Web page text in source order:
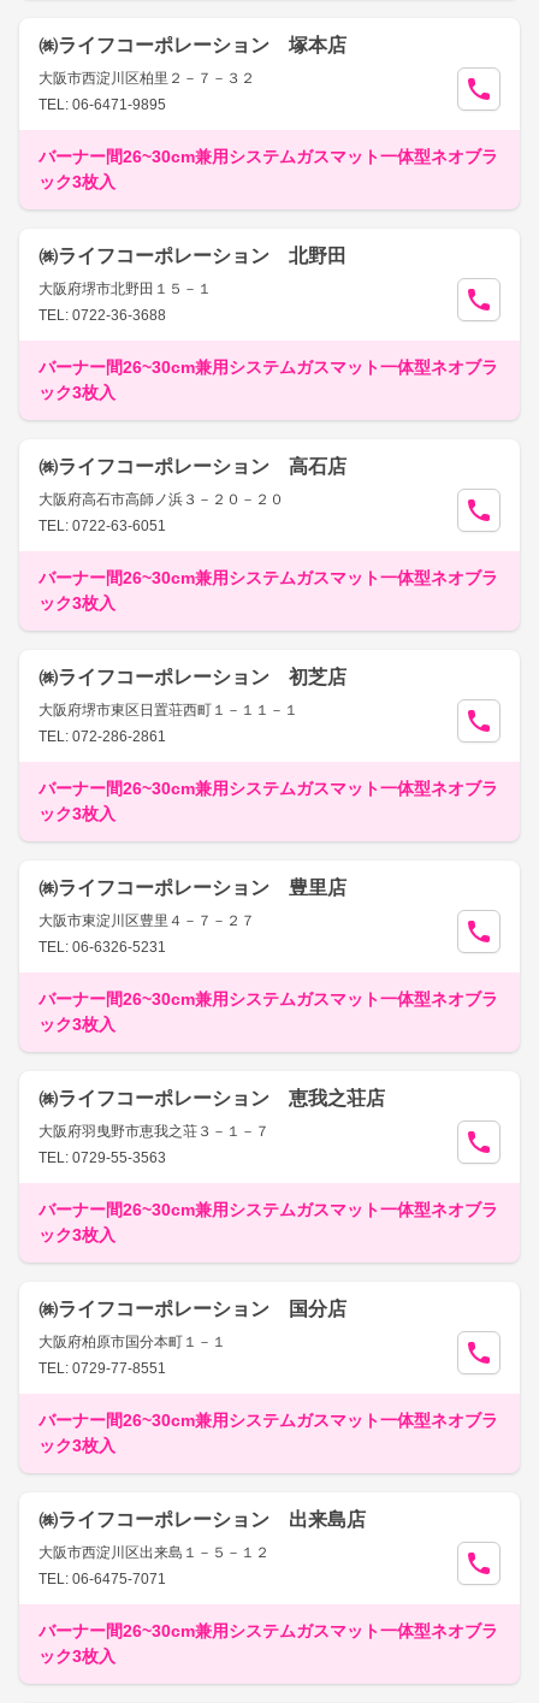
㈱ライフコーポレーション 塚本店
大阪市西淀川区柏里２－７－３２
TEL: 06-6471-9895
バーナー間26~30cm兼用システムガスマット一体型ネオブラ
ック3枚入
㈱ライフコーポレーション 北野田
大阪府堺市北野田１５－１
TEL: 0722-36-3688
バーナー間26~30cm兼用システムガスマット一体型ネオブラ
ック3枚入
㈱ライフコーポレーション 高石店
大阪府高石市高師ノ浜３－２０－２０
TEL: 0722-63-6051
バーナー間26~30cm兼用システムガスマット一体型ネオブラ
ック3枚入
㈱ライフコーポレーション 初芝店
大阪府堺市東区日置荘西町１－１１－１
TEL: 072-286-2861
バーナー間26~30cm兼用システムガスマット一体型ネオブラ
ック3枚入
㈱ライフコーポレーション 豊里店
大阪市東淀川区豊里４－７－２７
TEL: 06-6326-5231
バーナー間26~30cm兼用システムガスマット一体型ネオブラ
ック3枚入
㈱ライフコーポレーション 恵我之荘店
大阪府羽曳野市恵我之荘３－１－７
TEL: 0729-55-3563
バーナー間26~30cm兼用システムガスマット一体型ネオブラ
ック3枚入
㈱ライフコーポレーション 国分店
大阪府柏原市国分本町１－１
TEL: 0729-77-8551
バーナー間26~30cm兼用システムガスマット一体型ネオブラ
ック3枚入
㈱ライフコーポレーション 出来島店
大阪市西淀川区出来島１－５－１２
TEL: 06-6475-7071
バーナー間26~30cm兼用システムガスマット一体型ネオブラ
ック3枚入